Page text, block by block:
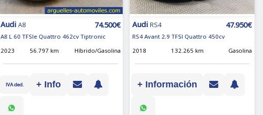
Audi A8 74.500€
A8 L 60 TFSIe Quattro 462cv Tiptronic
2023
56.797 km Híbrido/Gasolina
IVA ded. + Info
Audi RS4 47.950€
RS4 Avant 2.9 TFSI Quattro 450cv
2018
132.265 km Gasolina
+ Información